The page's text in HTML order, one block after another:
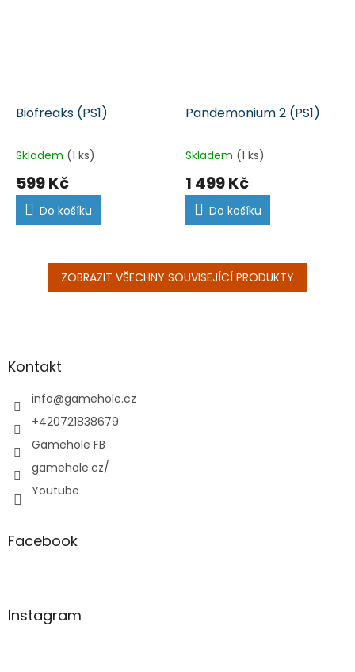
Biofreaks (PS1)
Skladem (1 ks)
599 Kč
Do košíku
Pandemonium 2 (PS1)
Skladem (1 ks)
1 499 Kč
Do košíku
ZOBRAZIT VŠECHNY SOUVISEJÍCÍ PRODUKTY
aKontakt
info@gamehole.cz
+420721838679
Gamehole FB
gamehole.cz/
Youtube
Facebook
Instagram